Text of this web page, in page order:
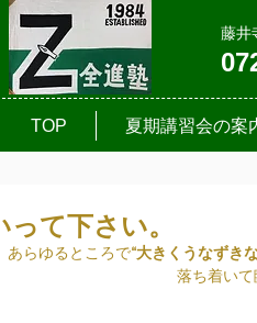
藤井
TOP 夏期講習会の案
て下さい。
あらゆるところで“大きくうなずき
臨んでください、